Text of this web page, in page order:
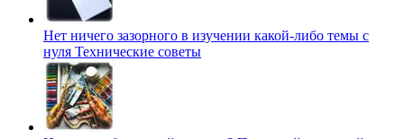
Нет ничего зазорного в изучении какой-либо темы с
нуля Технические советы